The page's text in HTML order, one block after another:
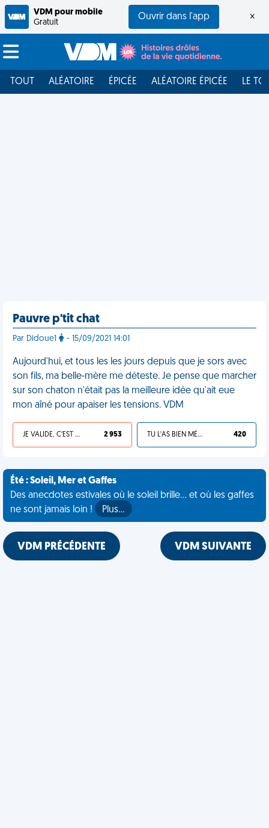
VDM pour mobile
Gratuit
Ouvrir dans l'app ×
TOUT ALÉATOIRE ÉPICÉE ALÉATOIRE ÉPICÉE LE
Pauvre p'tit chat
Par Didoue1 - 15/09/2021 14:01
Aujourd'hui, et tous les les jours depuis que je sors avec
son fils, ma belle-mère me déteste. Je pense que marcher
sur son chaton n'était pas la meilleure idée qu'ait eue
mon aîné pour apaiser les tensions. VDM
JE VALIDE, C'EST UNE VDM 2 953 TU L'AS BIEN MÉRITÉ 420
Été : Soleil, Mer et Gaffes
Des anecdotes estivales où le soleil brille... et où les gaffes
ne sont jamais loin !
Plus…
VDM PRÉCÉDENTE VDM SUIVANTE